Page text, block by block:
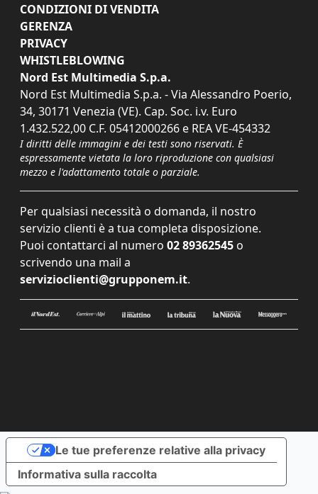
CONDIZIONI DI VENDITA
GERENZA
PRIVACY
WHISTLEBLOWING
Nord Est Multimedia S.p.a.
Nord Est Multimedia S.p.a. - Via Alessandro Poerio,
34, 30171 Venezia (VE). Cap. Soc. i.v. Euro
1.432.522,00 C.F. 05412000266 e REA VE-454332
I diritti delle immagini e dei testi sono riservati. È
espressamente vietata la loro riproduzione con qualsiasi
mezzo e l'adattamento totale o parziale.
Per qualsiasi necessità o domanda, il nostro
servizio clienti è a tua completa disposizione.
Puoi contattarci al numero 02 89362545 o
scrivendo una mail a
servizioclienti@grupponem.it.
Informativa sulla raccolta
Le tue preferenze relative alla privacy